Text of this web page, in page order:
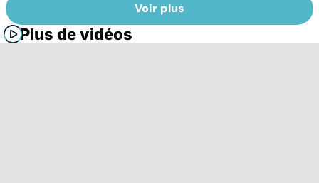
Voir plus
Plus de vidéos